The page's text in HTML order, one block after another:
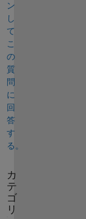
ン
し
て
こ
の
質
問
に
回
答
す
る。
カ
テ
ゴ
リ